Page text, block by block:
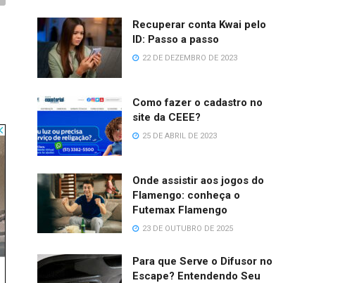
Recuperar conta Kwai pelo
ID: Passo a passo
22 DE DEZEMBRO DE 2023
Como fazer o cadastro no
site da CEEE?
25 DE ABRIL DE 2023
Onde assistir aos jogos do
Flamengo: conheça o
Futemax Flamengo
23 DE OUTUBRO DE 2025
Para que Serve o Difusor no
Escape? Entendendo Seu